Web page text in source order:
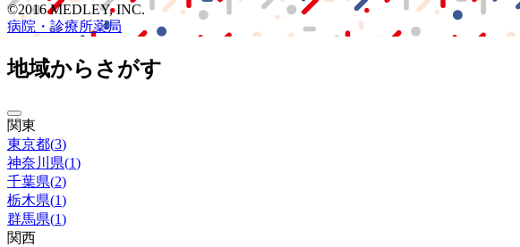
©2016 MEDLEY, INC.
病院・診療所薬局
地域からさがす
関東
東京都(3)
神奈川県(1)
千葉県(2)
栃木県(1)
群馬県(1)
関西